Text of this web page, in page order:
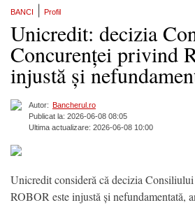
BANCI Profil
Unicredit: decizia
Concurenței privind
injustă și
Autor: Bancherul.ro
Publicat la: 2026-06-08 08:05
Ultima actualizare: 2026-06-08 10:00
Unicredit consideră că decizia
ROBOR este injustă și nefundamentată,